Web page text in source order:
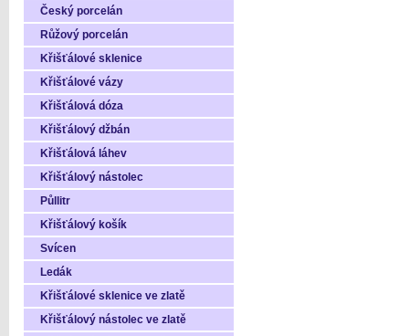
Český porcelán
Růžový porcelán
Křišťálové sklenice
Křišťálové vázy
Křišťálová dóza
Křišťálový džbán
Křišťálová láhev
Křišťálový nástolec
Půllitr
Křišťálový košík
Svícen
Ledák
Křišťálové sklenice ve zlatě
Křišťálový nástolec ve zlatě